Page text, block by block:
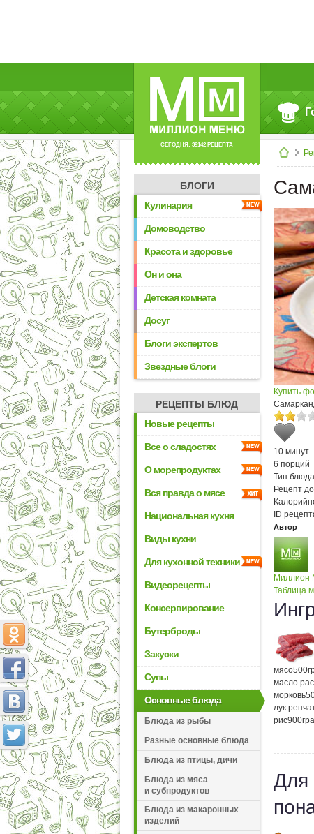
СЕГОДНЯ: 39142 РЕЦЕПТА
БЛОГИ
Кулинария
Домоводство
Красота и здоровье
Он и она
Детская комната
Досуг
Блоги экспертов
Звездные блоги
РЕЦЕПТЫ БЛЮД
Новые рецепты
Все о сладостях
О морепродуктах
Вся правда о мясе
Национальная кухня
Виды кухни
Для кухонной техники
Видеорецепты
Консервирование
Бутерброды
Закуски
Супы
Основные блюда
Блюда из рыбы
Разные основные блюда
Блюда из птицы, дичи
Блюда из мяса
и субпродуктов
Блюда из макаронных
изделий
Купить
10 минут
6 порций
Тип
Рецепт
ID
Автор
Миллион
Таблица
мясо500
масло
морковь
лук
рис900
Для